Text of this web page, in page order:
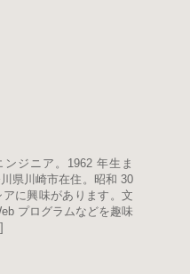
ンジニア。1962 年生ま
県川崎市在住。昭和 30
に興味があります。文
プログラムなどを趣味
]